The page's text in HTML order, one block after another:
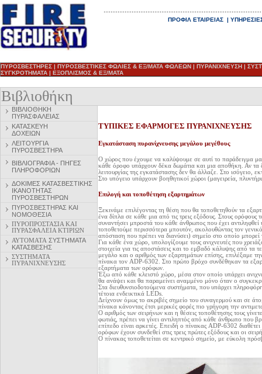
ΠΡΟΦΙΛ ΕΤΑΙΡΕΙΑΣ |
ΠΥΡΟΣΒΕΣΤΗΡΕΣ | ΠΥΡΟΣΒΕΣΤΙΚΕΣ ΦΩΛΙΕΣ & ΕΞ/ΜΑΤΑ ΦΩΛΕΩΝ | ΠΥΡΑΝΙΧΝΕΥΣΗ |
ΣΥΓΚΡΟΤΗΜΑΤΑ | ΕΞΟΠΛΙΣΜΟΣ & ΕΞ/ΜΑΤΑ
Βιβλιοθήκη
ΒΙΒΛΙΟΘΗΚΗ
ΠΥΡΑΣΦΑΛΕΙΑΣ
ΚΑΤΑΣΚΕΥΗ
ΔΟΧΕΙΩΝ
ΛΕΙΤΟΥΡΓΙΑ
ΠΥΡΟΣΒΕΣΤΗΡΑ
ΒΙΒΛΙΟΓΡΑΦΙΑ - ΠΗΓΕΣ
ΠΛΗΡΟΦΟΡΙΩΝ
ΔΟΚΙΜΕΣ ΚΑΤΑΣΒΕΣΤΙΚΗΣ
ΙΚΑΝΟΤΗΤΑΣ
ΠΥΡΟΣΒΕΣΤΗΡΩΝ
ΠΥΡΟΣΒΕΣΤΗΡΑΣ ΚΑΙ
ΝΟΜΟΘΕΣΙΑ
ΠΥΡΟΠΡΟΣΤΑΣΙΑ ΚΑΙ
ΠΥΡΑΣΦΑΛΕΙΑ ΚΤΙΡΙΩΝ
ΑΥΤΟΜΑΤΑ ΣΥΣΤΗΜΑΤΑ
ΚΑΤΑΣΒΕΣΗΣ
ΣΥΣΤΗΜΑΤΑ
ΠΥΡΑΝΙΧΝΕΥΣΗΣ
ΤΥΠΙΚΕΣ ΕΦΑΡΜΟΓΕΣ ΠΥΡΑΝΙΧΝΕΥΣΗΣ
Εγκατάσταση πυρανίχνευσης μεγάλου μεγέθους
Ο χώρος που έχουμε να καλύψουμε σε αυτί το παράδειγμα
κάθε όροφο υπάρχουν δέκα δωμάτια και μια αποθήκη. Αν
λειτουργίας της εγκατάστασης δεν θα άλλαζε. Στο ισόγειο,
Στο υπόγειο υπάρχουν βοηθητικοί χώροι (μαγειρεία,
Επιλογή και τοποθέτηση εξαρτημάτων
Ξεκινάμε επιλέγοντας τη θέση που θα τοποθετηθούν τα
ένα δίπλα σε κάθε μια από τις τρεις εξόδους. Στους ορόφους
συναντήσει μπροστά του κάθε άνθρωπος που έχει
τοποθετούμε περισσότερα μπουτόν, ακολουθώντας τον
απόσταση που πρέπει να διανύσει) σημείο στο οποίο
Για κάθε ένα χώρο, υπολογίζουμε τους ανιχνευτές που
στοιχεία για τις αποστάσεις και το εμβαδό κάλυψης από τα
μεγάλο και ο αριθμός των εξαρτημάτων επίσης, επιλέξαμε
πίνακα τον ADP-6302. Στο πρώτο βρόχο συνδέθηκαν τα
εξαρτήματα των ορόφων.
Έξω από κάθε κλειστό χώρο, μέσα στον οποίο υπάρχει
θα ανάψει και θα παραμείνει αναμμένο μόνο όταν ο
Στα διευθυνσιοδοτούμενα συστήματα, που υπάρχει
τέτοια ενδεικτικά LEDs.
Δείχνουν όμως το ακριβές σημείο του συναγερμού και σε
πίνακα κάνοντας έτσι μερικές φορές πιο γρήγορη την
Ο αριθμός των σειρήνων και η θέσεις τοποθέτησης τους
φωτιάς, πρέπει να γίνει αντιληπτός από κάθε άνθρωπο που
επίπεδο είναι αρκετές. Επειδή ο πίνακας ADP-6302
ορόφων έχουν συνδεθεί στις τρεις πρώτες εξόδους και οι
Ο πίνακας τοποθετείται σε κεντρικό σημείο, με εύκολη